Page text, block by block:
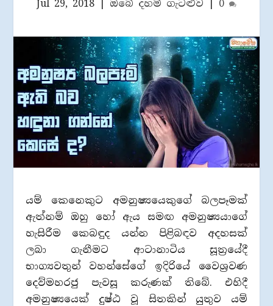
Jul 29, 2018 ඔබේ දහම් ගැටළුව 0
යම් කෙනෙකුට අමනුෂ්‍යයෙකුගේ බලපෑමක්
ඇත්නම් ඔහු හෝ ඇය සමඟ අමනුෂ්‍යයාගේ
හැසිරීම කෙබඳුද යන්න පිළිබඳව අදහසක්
ලබා ගැනීමට ආටානාටිය සූත්‍රයේදී
භාග්‍යවතුන් වහන්සේගේ ඉදිරියේ වෛශ්‍රවණ
දෙව්මහරජු පැවසූ කරුණක් තිබේ. එහිදී
අමනුෂ්‍යයෙක් දුෂ්ඨ වූ සිතකින් යුතුව යම්